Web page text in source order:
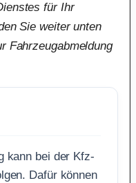
für Ihr
Sie weiter unten
Fahrzeugabmeldung
kann bei der Kfz-
Dafür können